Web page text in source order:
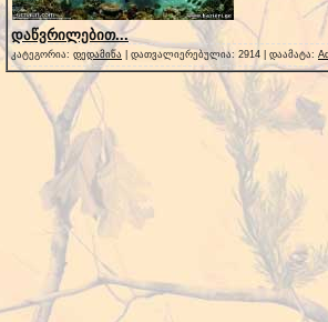
დაწვრილებით...
კატეგორია: დედამიწა | დათვალიერებულია: 2914 | დაამატა: